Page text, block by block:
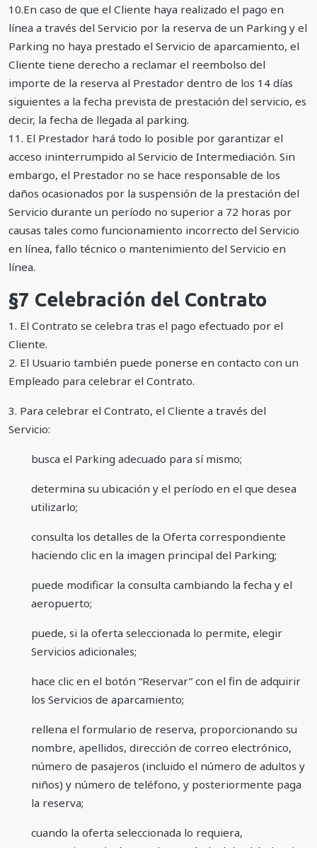
10.En caso de que el Cliente haya realizado el pago en
línea a través del Servicio por la reserva de un Parking y el
Parking no haya prestado el Servicio de aparcamiento, el
Cliente tiene derecho a reclamar el reembolso del
importe de la reserva al Prestador dentro de los 14 días
siguientes a la fecha prevista de prestación del servicio, es
decir, la fecha de llegada al parking.
11. El Prestador hará todo lo posible por garantizar el
acceso ininterrumpido al Servicio de Intermediación. Sin
embargo, el Prestador no se hace responsable de los
daños ocasionados por la suspensión de la prestación del
Servicio durante un período no superior a 72 horas por
causas tales como funcionamiento incorrecto del Servicio
en línea, fallo técnico o mantenimiento del Servicio en
línea.
§7 Celebración del Contrato
1. El Contrato se celebra tras el pago efectuado por el
Cliente.
2. El Usuario también puede ponerse en contacto con un
Empleado para celebrar el Contrato.
3. Para celebrar el Contrato, el Cliente a través del
Servicio:
busca el Parking adecuado para sí mismo;
determina su ubicación y el período en el que desea
utilizarlo;
consulta los detalles de la Oferta correspondiente
haciendo clic en la imagen principal del Parking;
puede modificar la consulta cambiando la fecha y el
aeropuerto;
puede, si la oferta seleccionada lo permite, elegir
Servicios adicionales;
hace clic en el botón “Reservar” con el fin de adquirir
los Servicios de aparcamiento;
rellena el formulario de reserva, proporcionando su
nombre, apellidos, dirección de correo electrónico,
número de pasajeros (incluido el número de adultos y
niños) y número de teléfono, y posteriormente paga
la reserva;
cuando la oferta seleccionada lo requiera,